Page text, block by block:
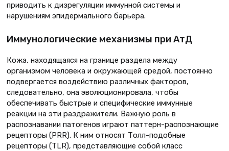
приводить к дизрегуляции иммунной системы и
нарушениям эпидермального барьера.
Иммунологические механизмы при АтД
Кожа, находящаяся на границе раздела между
организмом человека и окружающей средой, постоянно
подвергается воздействию различных факторов,
следовательно, она эволюционировала, чтобы
обеспечивать быстрые и специфические иммунные
реакции на эти раздражители. Важную роль в
распознавании патогенов играют паттерн-распознающие
рецепторы (PRR). К ним относят Толл-подобные
рецепторы (TLR), представляющие собой класс